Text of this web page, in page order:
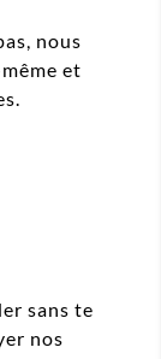
nous
et
sans te
nos